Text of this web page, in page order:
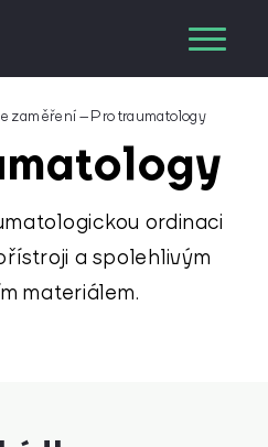
zaměření–Pro traumatology
ordinaci
a spolehlivým
materiálem.